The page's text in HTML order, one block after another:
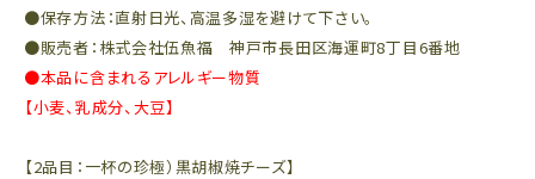
●保存方法：直射日光、高温多湿を避けて下さい。
●販売者：株式会社伍魚福 神戸市長田区海運町8丁目6番地
●本品に含まれるアレルギー物質
【小麦、乳成分、大豆】
【2品目：一杯の珍極）黒胡椒焼チーズ】